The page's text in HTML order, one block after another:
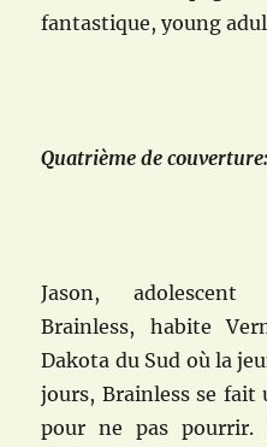
fantastique, young
Quatrième de couverture:
Jason, adolescent
Brainless, habite
Dakota du Sud où la
jours, Brainless se
pour ne pas pourrir.